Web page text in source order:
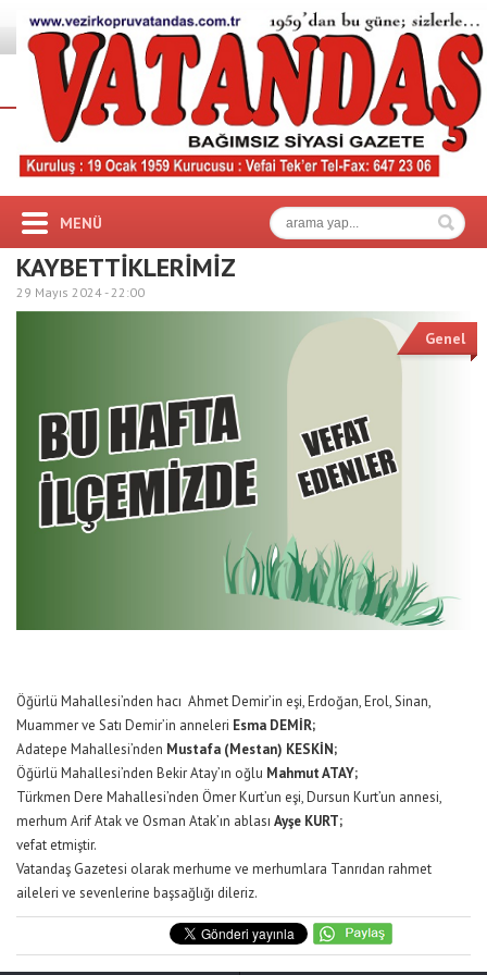
MENÜ
KAYBETTİKLERİMİZ
29 Mayıs 2024 -22:00
Genel
Öğürlü Mahallesi’nden hacı Ahmet Demir’in eşi, Erdoğan, Erol, Sinan,
Muammer ve Satı Demir’in anneleri Esma DEMİR;
Adatepe Mahallesi’nden Mustafa (Mestan) KESKİN;
Öğürlü Mahallesi’nden Bekir Atay’ın oğlu Mahmut ATAY;
Türkmen Dere Mahallesi’nden Ömer Kurt’un eşi, Dursun Kurt’un annesi,
merhum Arif Atak ve Osman Atak’ın ablası Ayşe KURT;
vefat etmiştir.
Vatandaş Gazetesi olarak merhume ve merhumlara Tanrıdan rahmet
aileleri ve sevenlerine başsağlığı dileriz.